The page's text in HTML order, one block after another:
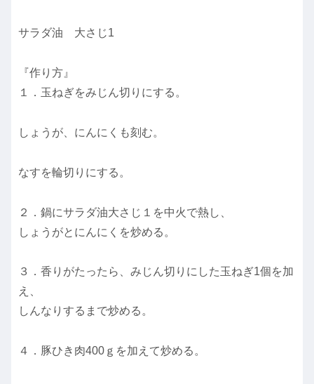
サラダ油 大さじ1
『作り方』
１．玉ねぎをみじん切りにする。
しょうが、にんにくも刻む。
なすを輪切りにする。
２．鍋にサラダ油大さじ１を中火で熱し、
しょうがとにんにくを炒める。
３．香りがたったら、みじん切りにした玉ねぎ1個を加
え、
しんなりするまで炒める。
４．豚ひき肉400ｇを加えて炒める。